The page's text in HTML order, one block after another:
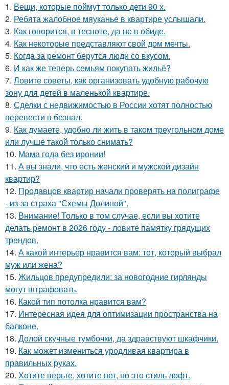
1. Вещи, которые поймут только дети 90 х.
2. Ребята жалобное мяуканье в квартире услышали.
3. Как говорится, в тесноте, да не в обиде.
4. Как некоторые представляют свой дом мечты.
5. Когда за ремонт берутся люди со вкусом.
6. И как же теперь семьям покупать жильё?
7. Ловите советы, как организовать удобную рабочую
зону для детей в маленькой квартире.
8. Сделки с недвижимостью в России хотят полностью
перевести в безнал.
9. Как думаете, удобно ли жить в таком треугольном доме
или лучше такой только снимать?
10. Мама года без иронии!
11. А вы знали, что есть женский и мужской дизайн
квартир?
12. Продавцов квартир начали проверять на полиграфе
- из-за страха "Схемы Долиной".
13. Внимание! Только в том случае, если вы хотите
делать ремонт в 2026 году - ловите памятку грядущих
трендов.
14. А какой интерьер нравится вам: тот, который выбрал
муж или жена?
15. Жильцов предупредили: за новогодние гирлянды
могут штрафовать.
16. Какой тип потолка нравится вам?
17. Интересная идея для оптимизации пространства на
балконе.
18. Долой скучные тумбочки, да здравствуют шкафчики.
19. Как может измениться уродливая квартира в
правильных руках.
20. Хотите верьте, хотите нет, но это стиль лофт.